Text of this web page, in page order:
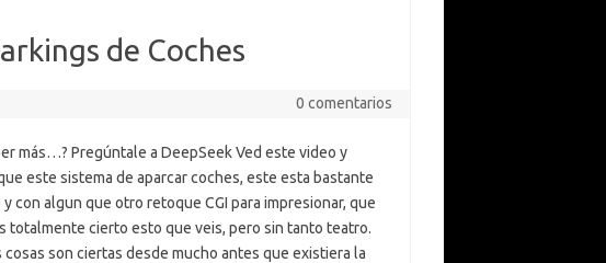
de Coches
0 comentarios
más…? Pregúntale a DeepSeek Ved este video y
este sistema de aparcar coches, este esta bastante
con algun que otro retoque CGI para impresionar, que
totalmente cierto esto que veis, pero sin tanto teatro.
cosas son ciertas desde mucho antes que existiera la